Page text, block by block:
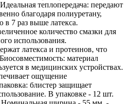
теплопередача: передают
благодаря полиуретану,
в 7 раз выше латекса.
количество смазки для
использования.
латекса и протеинов, что
материал
в медицинских устройствах.
ощущение
блистер защищает
В упаковке - 12 шт.